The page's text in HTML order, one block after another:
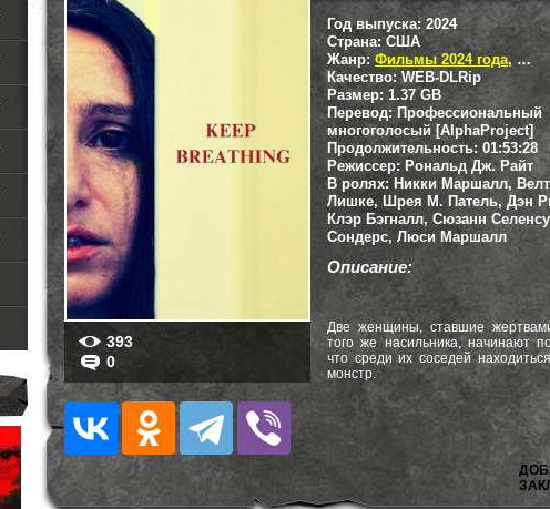
393
0
Год выпуска: 2024
Страна: США
Жанр: Фильмы 2024 года,
Качество: WEB-DLRip
Размер: 1.37 GB
Перевод: Профессиональный
многоголосый [AlphaProject]
Продолжительность: 01:53:28
Режиссер: Рональд Дж. Райт
В ролях: Никки Маршалл,
Лишке, Шрея М. Патель, Дэн
Клэр Бэгналл, Сюзанн
Сондерс, Люси Маршалл
Описание:
Две женщины, ставшие
того же насильника, начинают
что среди их соседей
монстр.